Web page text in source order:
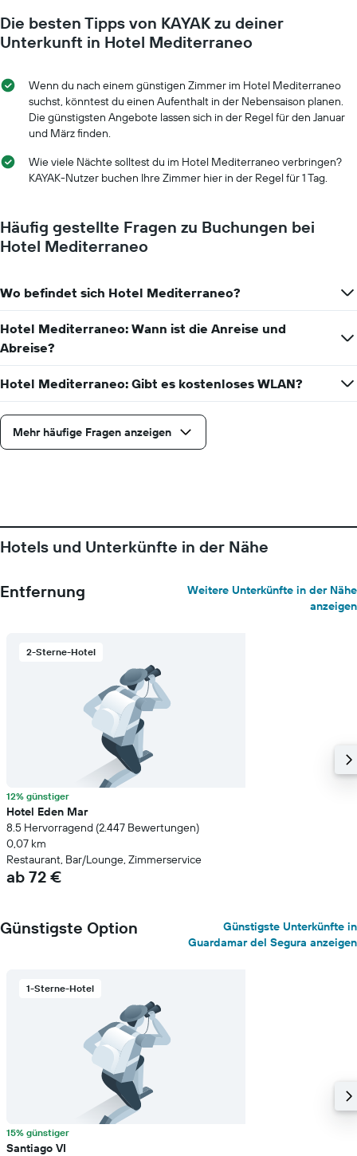
durchschnittlichen
Zimmerpreis
anzeigt.
näher
das
Das
Diagramm
hat
Achse,
die
der
Tage
vor
anzeigt
Das
Diagramm
hat
1
Achse,
die
den
durchschnittlichen
Zimmerpreis
Die besten Tipps von KAYAK zu deiner
Unterkunft in Hotel Mediterraneo
Wenn du nach einem günstigen Zimmer im Hotel Mediterraneo
suchst, könntest du einen Aufenthalt in der Nebensaison planen.
Die günstigsten Angebote lassen sich in der Regel für den Januar
und März finden.
Wie viele Nächte solltest du im Hotel Mediterraneo verbringen?
KAYAK-Nutzer buchen Ihre Zimmer hier in der Regel für 1 Tag.
Häufig gestellte Fragen zu Buchungen bei
Hotel Mediterraneo
Wo befindet sich Hotel Mediterraneo?
Hotel Mediterraneo: Wann ist die Anreise und
Abreise?
Hotel Mediterraneo: Gibt es kostenloses WLAN?
Mehr häufige Fragen anzeigen
Hotels und Unterkünfte in der Nähe
Entfernung
Weitere Unterkünfte in der Nähe
anzeigen
2-Sterne-Hotel
12% günstiger
Hotel Eden Mar
8.5 Hervorragend (2.447 Bewertungen)
0,07 km
Restaurant, Bar/Lounge, Zimmerservice
ab 72 €
Günstigste Option
Günstigste Unterkünfte in
Guardamar del Segura anzeigen
1-Sterne-Hotel
15% günstiger
Santiago VI